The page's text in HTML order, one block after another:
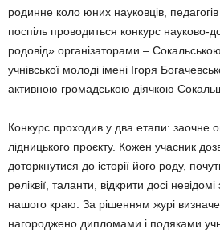
родинне коло юних науковців,
поспіль прово­диться конкурс науково-
родовід» орга­нізаторами –
учнівської молоді імені Ігоря
активною громадською діячкою
Конкурс проходив у два етапи: заочне
лідницького проєкту. Кожен учас­ник
дотор­кнутися до історії його роду,
реліквії, та­ланти, відкрити досі
нашого краю. За рішенням журі
нагороджено дипломами і подяками